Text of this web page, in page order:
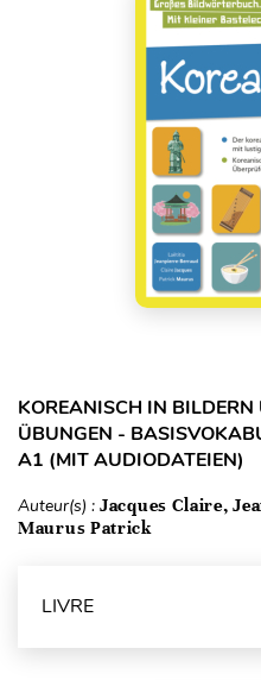
KOREANISCH IN
ÜBUNGEN -
A1 (MIT AUDIODATEIEN)
Auteur(s) : Jacques Claire,
Maurus Patrick
LIVRE